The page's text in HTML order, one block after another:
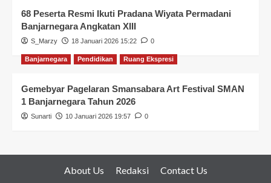
68 Peserta Resmi Ikuti Pradana Wiyata Permadani
Banjarnegara Angkatan XIII
S_Marzy 18 Januari 2026 15:22 0
Banjarnegara Pendidikan Ruang Ekspresi
Gemebyar Pagelaran Smansabara Art Festival SMAN
1 Banjarnegara Tahun 2026
Sunarti 10 Januari 2026 19:57 0
About Us Redaksi Contact Us